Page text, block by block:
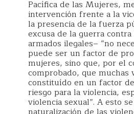
Pacífica de las Mujeres,
intervención frente a la
la presencia de la fuerza
excusa de la guerra
armados ilegales– “no
puede ser un factor de
mujeres, sino que, por el
comprobado, que muchas
constituído en un factor
riesgo para la violencia,
violencia sexual”. A esto